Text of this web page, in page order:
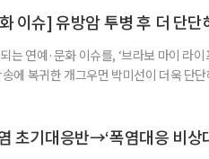
당까지 고용노동부 국민취업지원제도
이슈] 유방암 투병 후 더 단단
는 연예·문화 이슈를, ‘브라보 마이 라
에 복귀한 개그우먼 박미선이 더욱 단
활 뒤 전해진 투병 소식 박미선은 재치 있
초기대응반→‘폭염대응 비상